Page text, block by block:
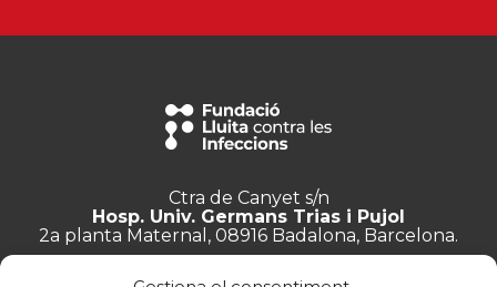
Ctra de Canyet s/n
Hosp. Univ. Germans Trias i Pujol
2a planta Maternal, 08916 Badalona, Barcelona.